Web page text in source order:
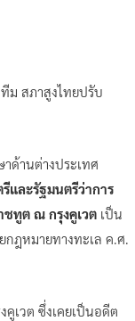
ม สภาสูงไทยปรับ
ด้านต่างประเทศ
และรัฐมนตรีว่าการ
ทูต ณ กรุงคูเวต เป็น
ฎหมายทางทะเล ค.ศ.
เวต ซึ่งเคยเป็นอดีต